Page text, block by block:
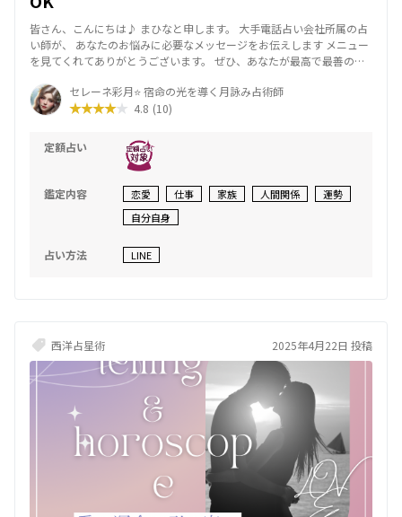
皆さん、こんにちは♪ まひなと申します。 大手電話占い会社所属の占
い師が、 あなたのお悩みに必要なメッセージをお伝えします メニュー
を見てくれてありがとうございます。 ぜひ、あなたが最高で最善の未
は、 こちらをご利用ください٩( 'ω' )و 【鑑定実績】 - 鑑定件数：400件
【ご相談いただける内容】 - あの人の気持ちが知りたい - あの人に振り
愛だけではなく、仕事、人間関係、 どんなお悩みでも、 気軽にご相談
ください 【使用する占いツール】 - サイキックタロットカード -オラク
あなたの魂のメッセージを お伝えします。 サイキックタロットで現状
を紐解き、 四柱推命を使って未来を見通します。 未来は変えることが
できるので、 あなたがワクワクする楽しい道へ進む お手伝いをさせて
てどんなことでもご相談ください。 ただし、人の生死に関するご質問
セレーネ彩月⭐ 宿命の光を導く月詠み占術師
4.8 (10)
定額占い
鑑定内容 恋愛 仕事 家族 人間関係
運勢
自分自身
占い方法 LINE
⻄洋占星術 2025年4月22日 投稿